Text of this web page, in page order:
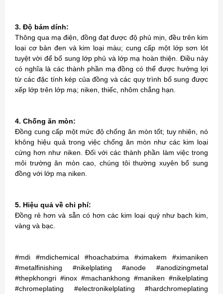
3. Độ bám dính:
Thông qua mạ điện, đồng đạt được độ phủ mịn, đều trên kim
loại cơ bản đen và kim loại màu; cung cấp một lớp sơn lót
tuyệt vời để bổ sung lớp phủ và lớp mạ hoàn thiện. Điều này
có nghĩa là các thành phần mạ đồng có thể được hưởng lợi
từ các đặc tính kép của đồng và các quy trình bổ sung được
xếp lớp trên lớp mạ; niken, thiếc, nhôm chẳng hạn.
4. Chống ăn mòn:
Đồng cung cấp một mức độ chống ăn mòn tốt; tuy nhiên, nó
không hiệu quả trong việc chống ăn mòn như các kim loại
cứng hơn như niken. Đối với các thành phần làm việc trong
môi trường ăn mòn cao, chúng tôi thường xuyên bổ sung
đồng với lớp mạ niken.
5. Hiệu quả về chi phí:
Đồng rẻ hơn và sẵn có hơn các kim loại quý như bạch kim,
vàng và bạc.
#mdi #mdichemical #hoachatxima #ximakem #ximaniken
#metalfinishing #nikelplating #anode #anodizingmetal
#thepkhongri #inox #machankhong #maniken #nikelplating
#chromeplating #electronikelplating #hardchromeplating